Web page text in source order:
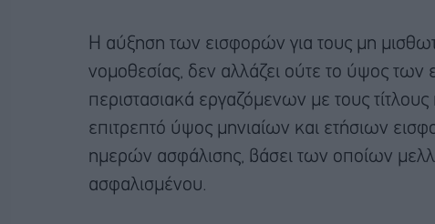
Η αύξηση των εισφορών για τους μη
νομοθεσίας, δεν αλλάζει ούτε το ύψος
περιστασιακά εργαζόμενων με τους
επιτρεπτό ύψος μηνιαίων και ετήσιων
ημερών ασφάλισης, βάσει των οποίων
ασφαλισμένου.